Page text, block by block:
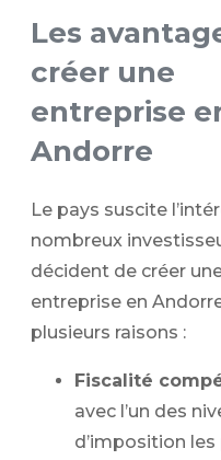
Les
créer une
entreprise
Andorre
Le pays suscite
nombreux
décident de créer
entreprise en
plusieurs raisons :
Fiscalité
avec l’un des
d’imposition les